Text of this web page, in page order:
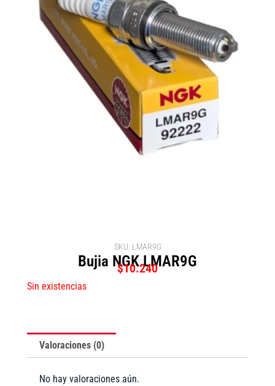
SKU: LMAR9G
Bujia NGK LMAR9G
$10.240
Sin existencias
Valoraciones (0)
No hay valoraciones aún.